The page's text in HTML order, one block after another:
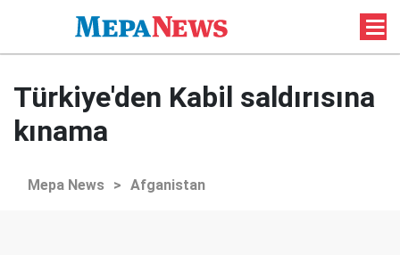
Türkiye'den Kabil saldırısına
kınama
Mepa News > Afganistan